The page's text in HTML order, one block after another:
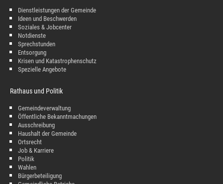
Dienstleistungen der Gemeinde
Ideen und Beschwerden
Soziales & Jobcenter
Notdienste
Sprechstunden
Entsorgung
Krisen und Katastrophenschutz
Spezielle Angebote
Rathaus und Politik
Gemeindeverwaltung
Öffentliche Bekanntmachungen
Ausschreibung
Haushalt der Gemeinde
Ortsrecht
Job & Karriere
Politik
Wahlen
Bürgerbeteiligung